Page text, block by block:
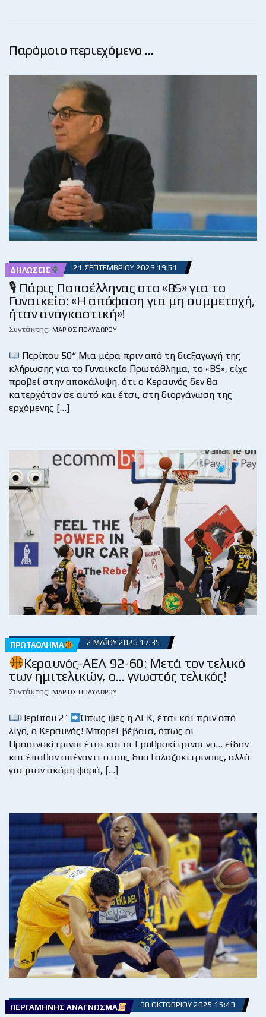
Παρόμοιο περιεχόμενο …
ΔΗΛΏΣΕΙΣ 21 ΣΕΠΤΕΜΒΡΊΟΥ 2023 19:51
🎙 Πάρις Παπαέλληνας στο «BS» για το
Γυναικείο: «Η απόφαση για μη συμμετοχή,
ήταν αναγκαστική»!
Συντάκτης: ΜΆΡΙΟΣ ΠΟΛΥΔΏΡΟΥ
Περίπου 50“ Μια μέρα πριν από τη διεξαγωγή της
κλήρωσης για το Γυναικείο Πρωτάθλημα, το «BS», είχε
προβεί στην αποκάλυψη, ότι ο Κεραυνός δεν θα
κατερχόταν σε αυτό και έτσι, στη διοργάνωση της
ερχόμενης […]
ΠΡΩΤΆΘΛΗΜΑ 2 ΜΑΪ́ΟΥ 2026 17:35
Κεραυνός-ΑΕΛ 92-60: Μετά τον τελικό
των ημιτελικών, ο… γνωστός τελικός!
Συντάκτης: ΜΆΡΙΟΣ ΠΟΛΥΔΏΡΟΥ
Περίπου 2`
Όπως ψες η ΑΕΚ, έτσι και πριν από
λίγο, ο Κεραυνός! Μπορεί βέβαια, όπως οι
Πρασινοκίτρινοι έτσι και οι Ερυθροκίτρινοι να… είδαν
και έπαθαν απέναντι στους δυο Γαλαζοκίτρινους, αλλά
για μιαν ακόμη φορά, […]
ΠΕΡΓΑΜΗΝΉΣ ΑΝΆΓΝΩΣΜΑ 30 ΟΚΤΩΒΡΊΟΥ 2025 15:43